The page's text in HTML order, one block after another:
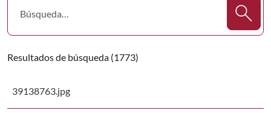
Resultados de búsqueda (1773)
39138763.jpg